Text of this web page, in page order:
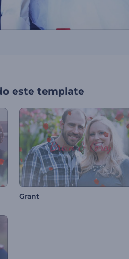
este template
Grant